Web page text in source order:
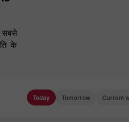
सबसे
के
Today Tomorrow Current